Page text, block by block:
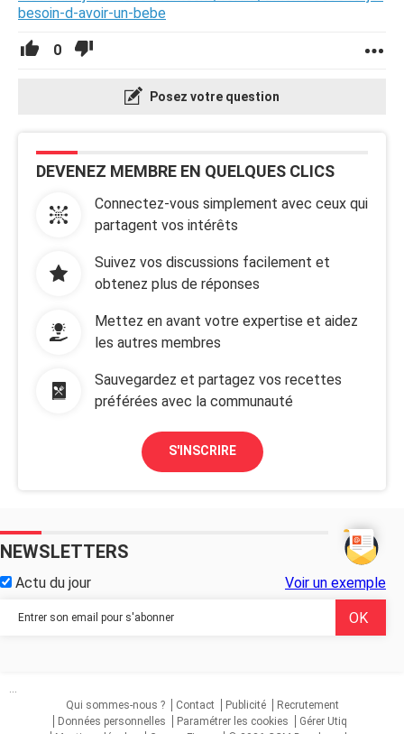
besoin-d-avoir-un-bebe
0
Posez votre question
DEVENEZ MEMBRE EN QUELQUES CLICS
Connectez-vous simplement avec ceux qui
partagent vos intérêts
Suivez vos discussions facilement et
obtenez plus de réponses
Mettez en avant votre expertise et aidez
les autres membres
Sauvegardez et partagez vos recettes
préférées avec la communauté
S'INSCRIRE
NEWSLETTERS
Actu du jour Voir un exemple
...
Qui sommes-nous ?
Contact Publicité
Recrutement
Données personnelles
Paramétrer les cookies
Gérer Utiq